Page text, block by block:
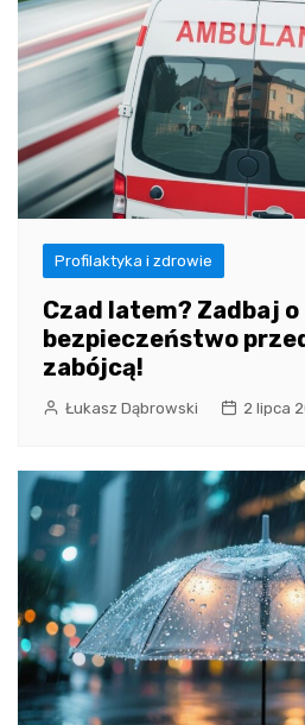
Profilaktyka i zdrowie
Czad latem? Zadbaj o
bezpieczeństwo
zabójcą!
Łukasz Dąbrowski 2 lipca